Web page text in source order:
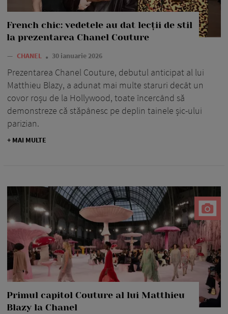
French chic: vedetele au dat lecții de stil
la prezentarea Chanel Couture
— CHANEL 30 ianuarie 2026
Prezentarea Chanel Couture, debutul anticipat al lui
Matthieu Blazy, a adunat mai multe staruri decât un
covor roșu de la Hollywood, toate încercând să
demonstreze că stăpânesc pe deplin tainele șic-ului
parizian.
+ MAI MULTE
Primul capitol Couture al lui Matthieu
Blazy la Chanel